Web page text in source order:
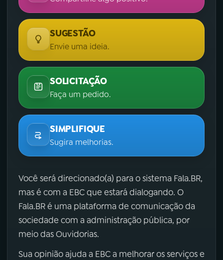
SUGESTÃO
Envie uma ideia.
SOLICITAÇÃO
Faça um pedido.
SIMPLIFIQUE
Sugira melhorias.
Você será direcionado(a) para o sistema Fala.BR,
mas é com a EBC que estará dialogando. O
Fala.BR é uma plataforma de comunicação da
sociedade com a administração pública, por
meio das Ouvidorias.
Sua opinião ajuda a EBC a melhorar os serviços e